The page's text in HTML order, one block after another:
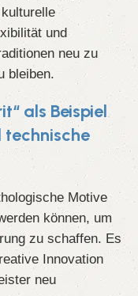
und
neu zu
bleiben.
als Beispiel
Motive
können, um
zu schaffen. Es
Innovation
neu